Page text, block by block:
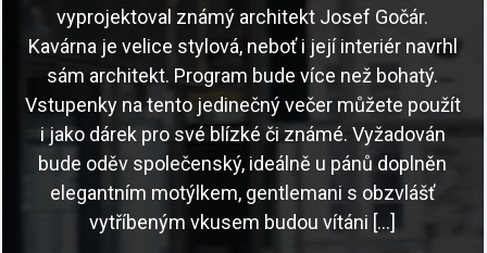
vyprojektoval známý architekt Josef Gočár.
Kavárna je velice stylová, neboť i její interiér navrhl
sám architekt. Program bude více než bohatý.
Vstupenky na tento jedinečný večer můžete použít
i jako dárek pro své blízké či známé. Vyžadován
bude oděv společenský, ideálně u pánů doplněn
elegantním motýlkem, gentlemani s obzvlášť
vytříbeným vkusem budou vítáni […]